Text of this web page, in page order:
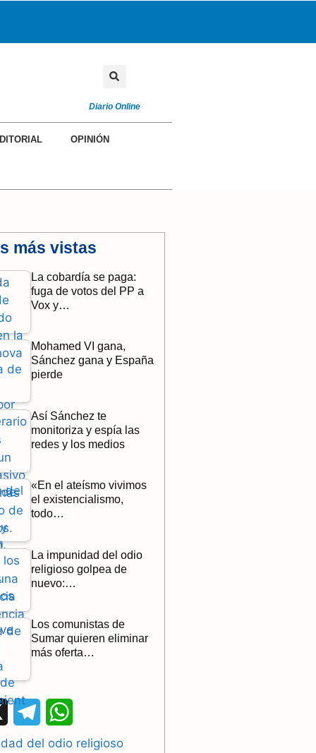
Diario Online
OPINIÓN
más vistas
La cobardía se paga:
fuga de votos del PP a
Vox y…
Mohamed VI gana,
Sánchez gana y España
pierde
Así Sánchez te
monitoriza y espía las
redes y los medios
«En el ateísmo vivimos
el existencialismo,
todo…
La impunidad del odio
religioso golpea de
nuevo:…
Los comunistas de
Sumar quieren eliminar
más oferta…
e
h
del odio religioso